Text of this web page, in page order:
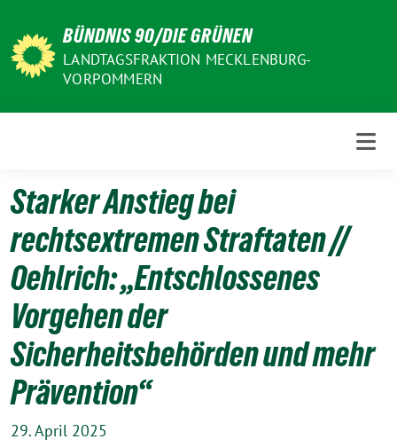
zum
Inhalt
BÜNDNIS 90/DIE GRÜNEN
LANDTAGSFRAKTION MECKLENBURG-
VORPOMMERN
Starker Anstieg bei
rechtsextremen Straftaten //
Oehlrich: „Entschlossenes
Vorgehen der
Sicherheitsbehörden und mehr
Prävention“
29. April 2025